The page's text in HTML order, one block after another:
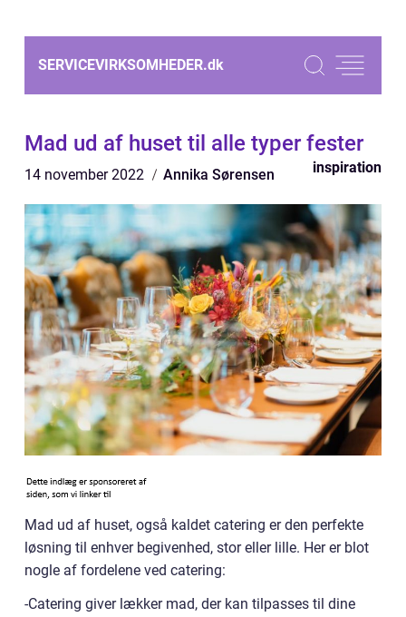
SERVICEVIRKSOMHEDER.dk
Mad ud af huset til alle typer fester
14 november 2022 Annika Sørensen inspiration
Mad ud af huset, også kaldet catering er den perfekte
løsning til enhver begivenhed, stor eller lille. Her er blot
nogle af fordelene ved catering:
-Catering giver lækker mad, der kan tilpasses til dine